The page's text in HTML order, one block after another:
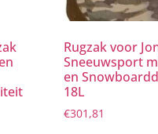
Rugzak voor
Sneeuwsport
en
18L
€301,81